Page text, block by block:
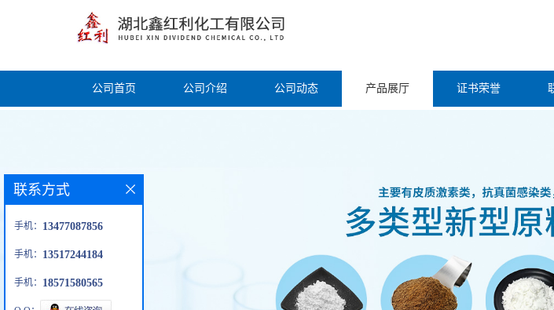
公司首页 公司介绍 公司动态 产品展厅 证书荣誉
联系方式
手机： 13477087856
手机： 13517244184
手机： 18571580565